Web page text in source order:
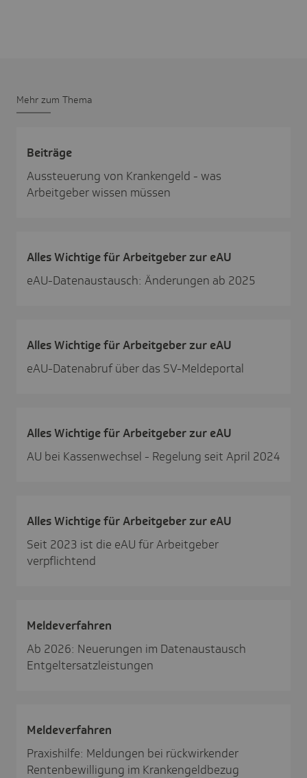
Mehr zum Thema
Beiträge
Aussteuerung von Krankengeld - was
Arbeitgeber wissen müssen
Alles Wich­tige für Arbeit­geber zur eAU
eAU-Datenaustausch: Änderungen ab 2025
Alles Wich­tige für Arbeit­geber zur eAU
eAU-Datenabruf über das SV-Meldeportal
Alles Wich­tige für Arbeit­geber zur eAU
AU bei Kassenwechsel - Regelung seit April 2024
Alles Wich­tige für Arbeit­geber zur eAU
Seit 2023 ist die eAU für Arbeitgeber
verpflichtend
Melde­ver­fahren
Ab 2026: Neuerungen im Datenaustausch
Entgeltersatzleistungen
Melde­ver­fahren
Praxishilfe: Meldungen bei rückwirkender
Rentenbewilligung im Krankengeldbezug